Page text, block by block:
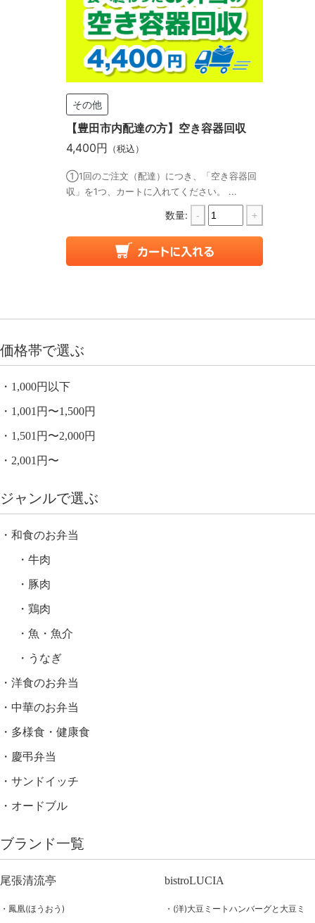
その他
【豊田市内配達の方】空き容器回収
4,400円
（税込）
①1回のご注文（配達）につき、「空き容器回
収」を1つ、カートに入れてください。 ...
数量: - +
価格帯で選ぶ
1,000円以下
1,001円〜1,500円
1,501円〜2,000円
2,001円〜
ジャンルで選ぶ
和食のお弁当
牛肉
豚肉
鶏肉
魚・魚介
うなぎ
洋食のお弁当
中華のお弁当
多様食・健康食
慶弔弁当
サンドイッチ
オードブル
ブランド一覧
尾張清流亭
鳳凰(ほうおう)
bistroLUCIA
(洋)大豆ミートハンバーグと大豆ミ